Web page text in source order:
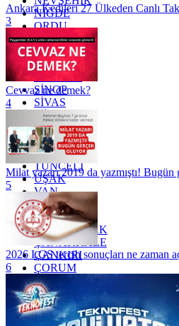
NİĞDE
ORDU
OSMANİYE
RİZE
SAKARYA
SAMSUN
SİNOP
SİVAS
SİİRT
TEKİRDAĞ
TOKAT
TRABZON
TUNCELİ
UŞAK
VAN
YALOVA
YOZGAT
ZONGULDAK
ÇANAKKALE
ÇANKIRI
ÇORUM
İSTANBUL
İZMİR
ŞANLIURFA
ŞIRNAK
Ankara Kedileri 27 Ülkeden Canlı
3
Cevvaz ne demek?
4
Milat yazarı 2019 da yazmıştı!
5
2026 LGS tercih sonuçları ne zaman
6